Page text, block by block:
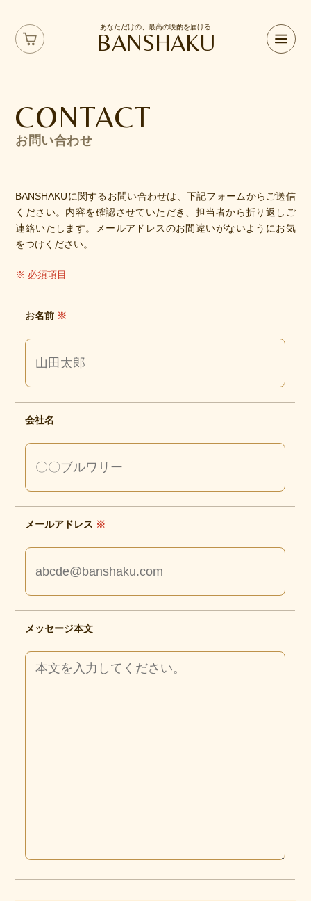
あなただけの、最高の晩酌を届ける
BANSHAKU
CONTACT
お問い合わせ
BANSHAKUに関するお問い合わせは、下記フォームからご送信
ください。内容を確認させていただき、担当者から折り返しご
連絡いたします。メールアドレスのお間違いがないようにお気
をつけください。
※ 必須項目
お名前 ※
会社名
メールアドレス ※
メッセージ本文